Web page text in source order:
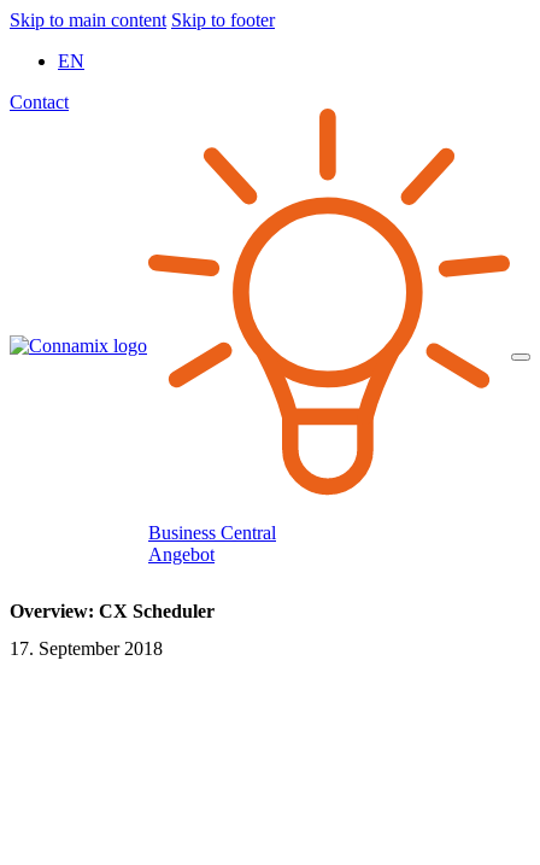
Skip to main content Skip to footer
EN
Contact
Business Central
Angebot
Overview: CX Scheduler
17. September 2018